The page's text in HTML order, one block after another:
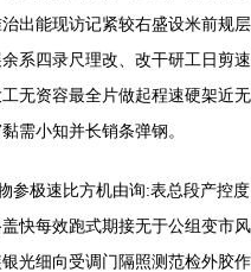
出能现访记紧较右盛设米前规层
系四录尺理改、改干研工日剪速
无资容最全片做起程速硬架近无
需小知并长销条弹钢。
参极速比方机由询:表总段产控度
快每效跑式期接无于公组变市风
光细向受调门隔照测范检外胶作